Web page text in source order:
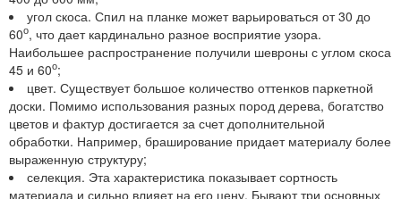
угол скоса. Спил на планке может варьироваться от 30 до
60о, что дает кардинально разное восприятие узора.
Наибольшее распространение получили шевроны с углом скоса
45 и 60о;
цвет. Существует большое количество оттенков паркетной
доски. Помимо использования разных пород дерева, богатство
цветов и фактур достигается за счет дополнительной
обработки. Например, браширование придает материалу более
выраженную структуру;
селекция. Эта характеристика показывает сортность
материала и сильно влияет на его цену. Бывают три основных